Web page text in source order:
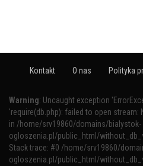
Kontakt O nas Polityka
Warning: Uncaught exception
'require(db.php): failed to open stream:
in /home/srv19860/domains/bialystok-
ogloszenia.pl/public_html/
Stack trace: #0 /home/srv19860/
ogloszenia.pl/public_html/